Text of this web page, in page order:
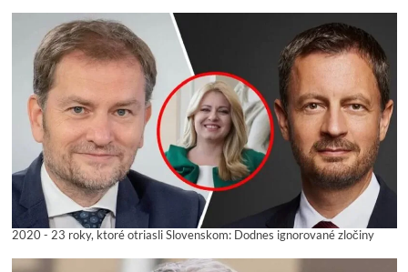
2020 - 23 roky, ktoré otriasli Slovenskom: Dodnes ignorované zločiny